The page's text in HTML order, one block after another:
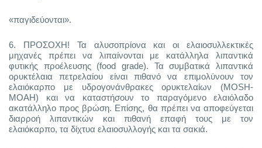
«παγιδεύονται».
6.
ΠΡΟΣΟΧΗ! Τα αλυσοπρίονα και οι ελαιοσυλλεκτικές
μηχανές πρέπει να λιπαίνονται με κατάλληλα λιπαντικά
φυτικής προέλευσης (food grade). Τα συμβατικά λιπαντικά
ορυκτέλαια πετρελαίου είναι πιθανό να επιμολύνουν τον
ελαιόκαρπο με υδρογονάνθρακες ορυκτελαίων (MOSH-
MOAH) και να καταστήσουν το παραγόμενο ελαιόλαδο
ακατάλληλο προς βρώση. Επίσης, θα πρέπει να αποφεύγεται
διαρροή λιπαντικών και πιθανή επαφή τους με τον
ελαιόκαρπο, τα δίχτυα ελαιοσυλλογής και τα σακιά.